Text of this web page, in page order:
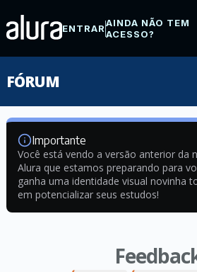
ENTRARAINDA NÃO TEM
ACESSO?
FÓRUM
Importante
Você está vendo a versão anterior da
Alura que estamos preparando para
ganha uma identidade visual novinha
em potencializar seus estudos!